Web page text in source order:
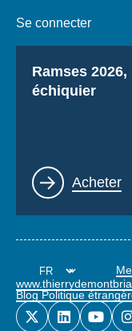
Se connecter
Titre
Ramses
échiquier
Lien
Acheter
Blog Politique